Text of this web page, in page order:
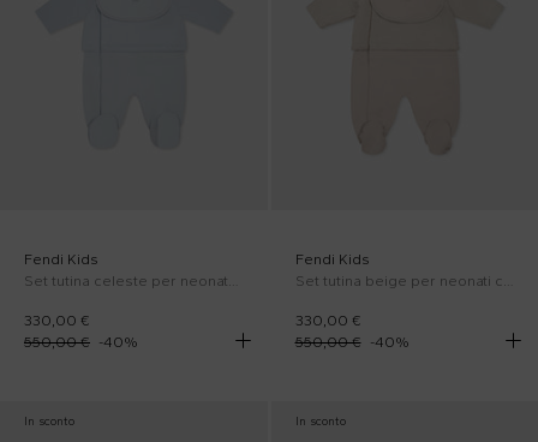
Fendi Kids
Set tutina celeste per neonato con FF
330,00 €
550,00 € -40%
Fendi Kids
Set tutina beige per neonati con FF
330,00 €
550,00 €
-40%
In sconto In sconto